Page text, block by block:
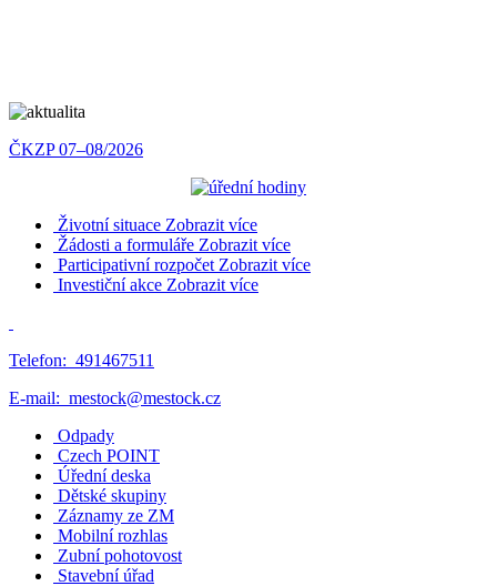
ČKZP 07–08/2026
Životní situace Zobrazit více
Žádosti a formuláře Zobrazit více
Participativní rozpočet Zobrazit více
Investiční akce Zobrazit více
Telefon: 491467511
E-mail: mestock@mestock.cz
Odpady
Czech POINT
Úřední deska
Dětské skupiny
Záznamy ze ZM
Mobilní rozhlas
Zubní pohotovost
Stavební úřad